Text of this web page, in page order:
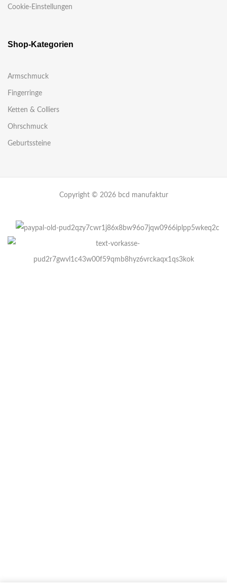
Cookie-Einstellungen
Shop-Kategorien
Armschmuck
Fingerringe
Ketten & Colliers
Ohrschmuck
Geburtssteine
Copyright © 2026 bcd manufaktur